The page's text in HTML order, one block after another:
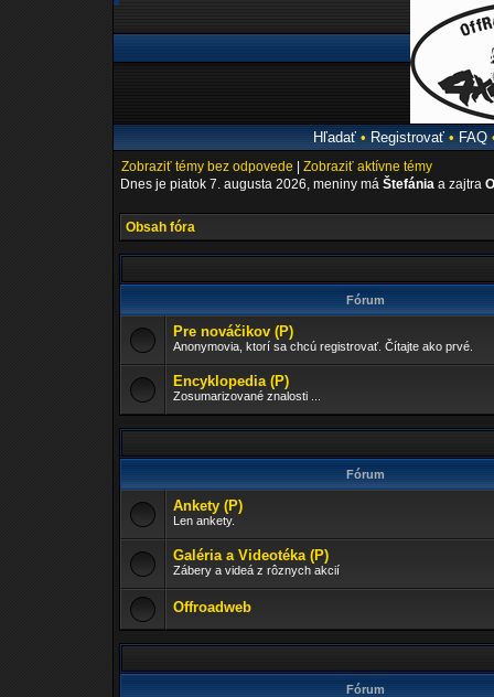
Hľadať• Registrovať• FAQ
Zobraziť témy bez odpovede
Zobraziť aktívne témy
Dnes je piatok 7. augusta 2026, meniny má Štefánia a zajtra
Obsah fóra
Fórum
Pre nováčikov (P)
Anonymovia, ktorí sa chcú registrovať. Čítajte ako prvé.
Encyklopedia (P)
Zosumarizované znalosti ...
Fórum
Ankety (P)
Len ankety.
Galéria a Videotéka (P)
Zábery a videá z rôznych akcií
Offroadweb
Fórum